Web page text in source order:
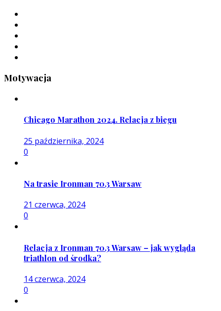
Motywacja
Chicago Marathon 2024. Relacja z biegu
25 października, 2024
0
Na trasie Ironman 70.3 Warsaw
21 czerwca, 2024
0
Relacja z Ironman 70.3 Warsaw – jak wygląda
triathlon od środka?
14 czerwca, 2024
0